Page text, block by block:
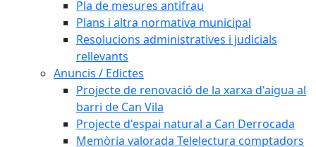
Pla de mesures antifrau
Plans i altra normativa municipal
Resolucions administratives i judicials
rellevants
Anuncis / Edictes
Projecte de renovació de la xarxa d'aigua al
barri de Can Vila
Projecte d'espai natural a Can Derrocada
Memòria valorada Telelectura comptadors